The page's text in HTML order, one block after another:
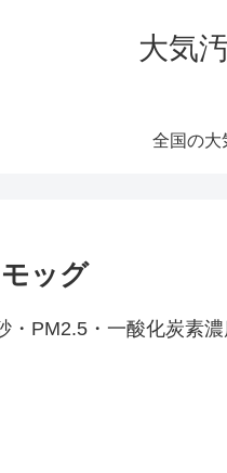
大気
全国の大
ッグ
PM2.5・一酸化炭素